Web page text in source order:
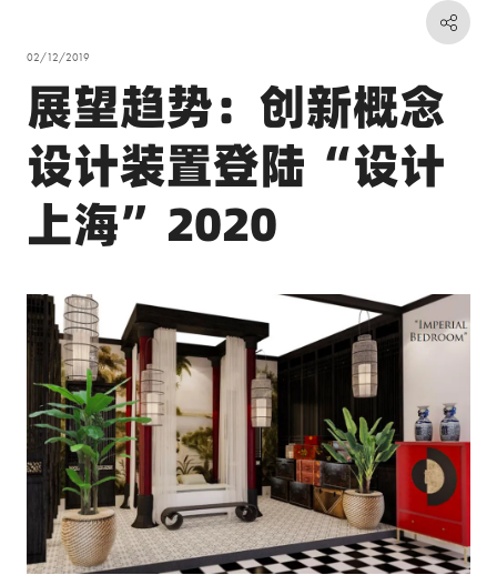
02/12/2019
展望趋势：创新概念
设计装置登陆“设计
上海”2020